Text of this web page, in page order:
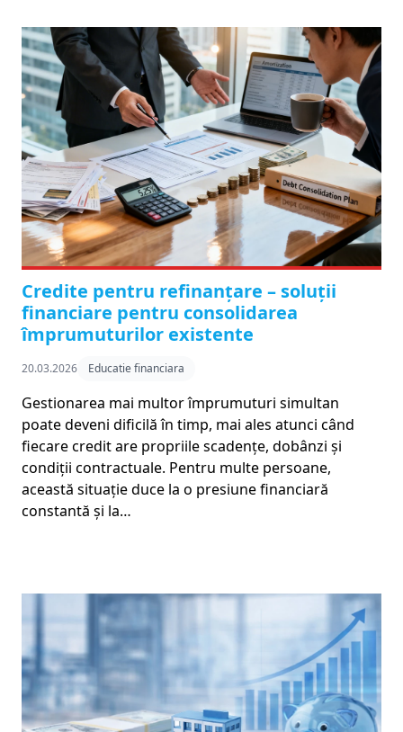
Credite pentru refinanțare – soluții
financiare pentru consolidarea
împrumuturilor existente
20.03.2026 Educatie financiara
Gestionarea mai multor împrumuturi simultan
poate deveni dificilă în timp, mai ales atunci când
fiecare credit are propriile scadențe, dobânzi și
condiții contractuale. Pentru multe persoane,
această situație duce la o presiune financiară
constantă și la…